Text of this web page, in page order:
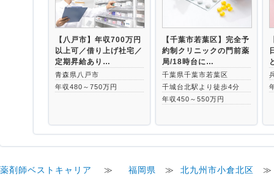
【八戸市】年収700万円
以上可／借り上げ社宅／
定期昇給あり…
青森県八戸市
年収480～750万円
【千葉市若葉区】完全予
約制クリニックの門前薬
局/18時台に…
千葉県千葉市若葉区
千城台北駅より徒歩4分
年収450～550万円
薬剤師ベストキャリア ≫ 福岡県 ≫ 北九州市小倉北区